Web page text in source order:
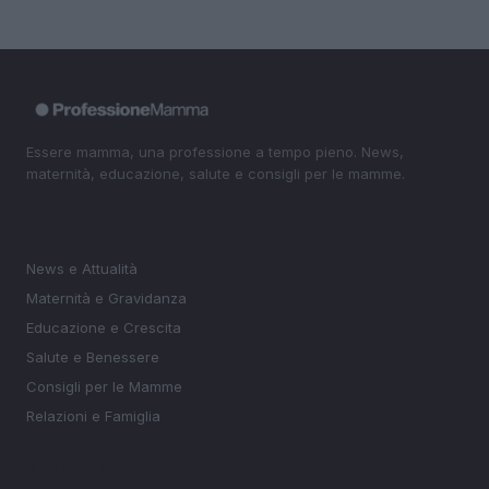
Essere mamma, una professione a tempo pieno. News,
maternità, educazione, salute e consigli per le mamme.
News e Attualità
Maternità e Gravidanza
Educazione e Crescita
Salute e Benessere
Consigli per le Mamme
Relazioni e Famiglia